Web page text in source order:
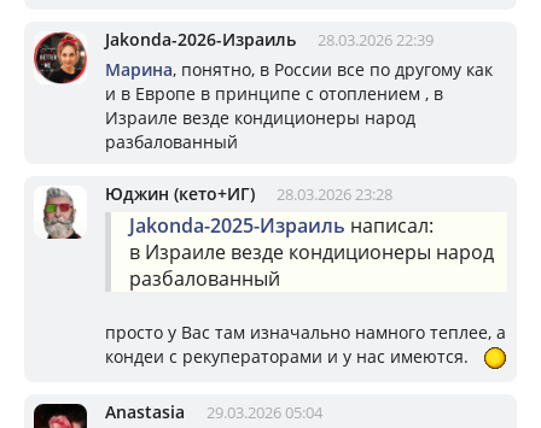
Jakonda-2026-Израиль 28.03.2026 22:39
Марина, понятно, в России все по другому как
и в Европе в принципе с отоплением , в
Израиле везде кондиционеры народ
разбалованный
Юджин (кето+ИГ) 28.03.2026 23:28
Jakonda-2025-Израиль написал:
в Израиле везде кондиционеры народ
разбалованный
просто у Вас там изначально намного теплее, а
кондеи с рекуператорами и у нас имеются.
Anastasia 29.03.2026 05:04